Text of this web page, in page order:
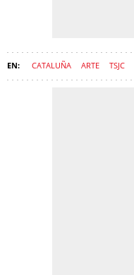
CATALUÑA ARTE TSJC